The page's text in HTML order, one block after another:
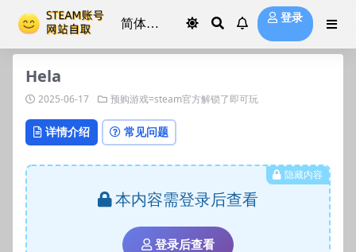
登录
Hela
2025-06-17 预购游戏=steam官方解锁了即可玩
详情介绍 常见问题
隐藏内容
本内容需登录后查看
登录后查看